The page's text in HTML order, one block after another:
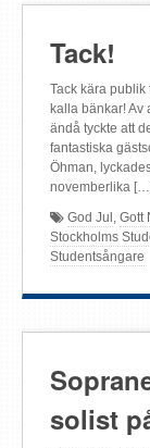
Tack!
Tack kära
kalla bänkar! Av
ändå tyckte att
fantastiska
Öhman,
novemberlika
God Jul , Gott
Stockholms
Studentsångare
solist